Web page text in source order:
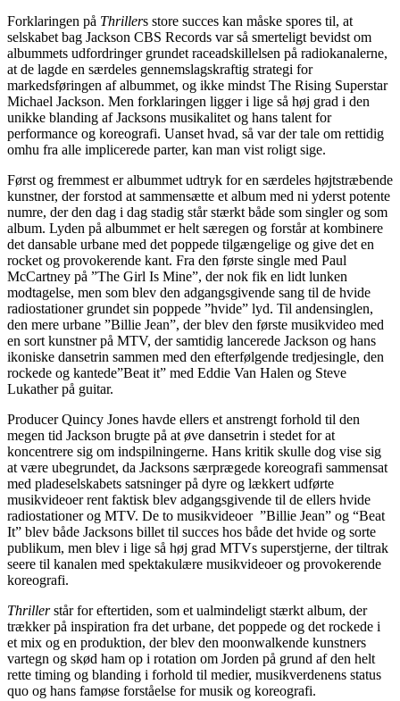
Forklaringen på Thrillers store succes kan måske spores til, at
selskabet bag Jackson CBS Records var så smerteligt bevidst om
albummets udfordringer grundet raceadskillelsen på radiokanalerne,
at de lagde en særdeles gennemslagskraftig strategi for
markedsføringen af albummet, og ikke mindst The Rising Superstar
Michael Jackson. Men forklaringen ligger i lige så høj grad i den
unikke blanding af Jacksons musikalitet og hans talent for
performance og koreografi. Uanset hvad, så var der tale om rettidig
omhu fra alle implicerede parter, kan man vist roligt sige.
Først og fremmest er albummet udtryk for en særdeles højtstræbende
kunstner, der forstod at sammensætte et album med ni yderst potente
numre, der den dag i dag stadig står stærkt både som singler og som
album. Lyden på albummet er helt særegen og forstår at kombinere
det dansable urbane med det poppede tilgængelige og give det en
rocket og provokerende kant. Fra den første single med Paul
McCartney på ”The Girl Is Mine”, der nok fik en lidt lunken
modtagelse, men som blev den adgangsgivende sang til de hvide
radiostationer grundet sin poppede ”hvide” lyd. Til andensinglen,
den mere urbane ”Billie Jean”, der blev den første musikvideo med
en sort kunstner på MTV, der samtidig lancerede Jackson og hans
ikoniske dansetrin sammen med den efterfølgende tredjesingle, den
rockede og kantede”Beat it” med Eddie Van Halen og Steve
Lukather på guitar.
Producer Quincy Jones havde ellers et anstrengt forhold til den
megen tid Jackson brugte på at øve dansetrin i stedet for at
koncentrere sig om indspilningerne. Hans kritik skulle dog vise sig
at være ubegrundet, da Jacksons særprægede koreografi sammensat
med pladeselskabets satsninger på dyre og lækkert udførte
musikvideoer rent faktisk blev adgangsgivende til de ellers hvide
radiostationer og MTV. De to musikvideoer ”Billie Jean” og “Beat
It” blev både Jacksons billet til succes hos både det hvide og sorte
publikum, men blev i lige så høj grad MTVs superstjerne, der tiltrak
seere til kanalen med spektakulære musikvideoer og provokerende
koreografi.
Thrillerstår for eftertiden, som et ualmindeligt stærkt album, der
trækker på inspiration fra det urbane, det poppede og det rockede i
et mix og en produktion, der blev den moonwalkende kunstners
vartegn og skød ham op i rotation om Jorden på grund af den helt
rette timing og blanding i forhold til medier, musikverdenens status
quo og hans famøse forståelse for musik og koreografi.